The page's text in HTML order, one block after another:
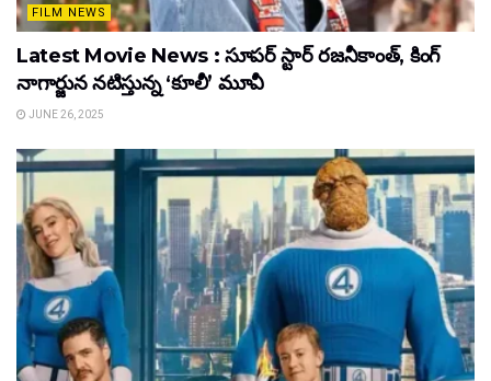
FILM NEWS
Latest Movie News : సూపర్ స్టార్ రజనీకాంత్, కింగ్
నాగార్జున నటిస్తున్న ‘కూలీ’ మూవీ
JUNE 26, 2025